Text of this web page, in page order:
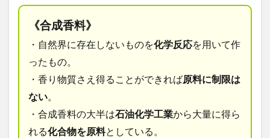
《合成香料》
・自然界に存在しないものを化学反応を用いて作
ったもの。
・香り物質さえ得ることができれば原料に制限は
ない。
・合成香料の大半は石油化学工業から大量に得ら
れる化合物を原料としている。